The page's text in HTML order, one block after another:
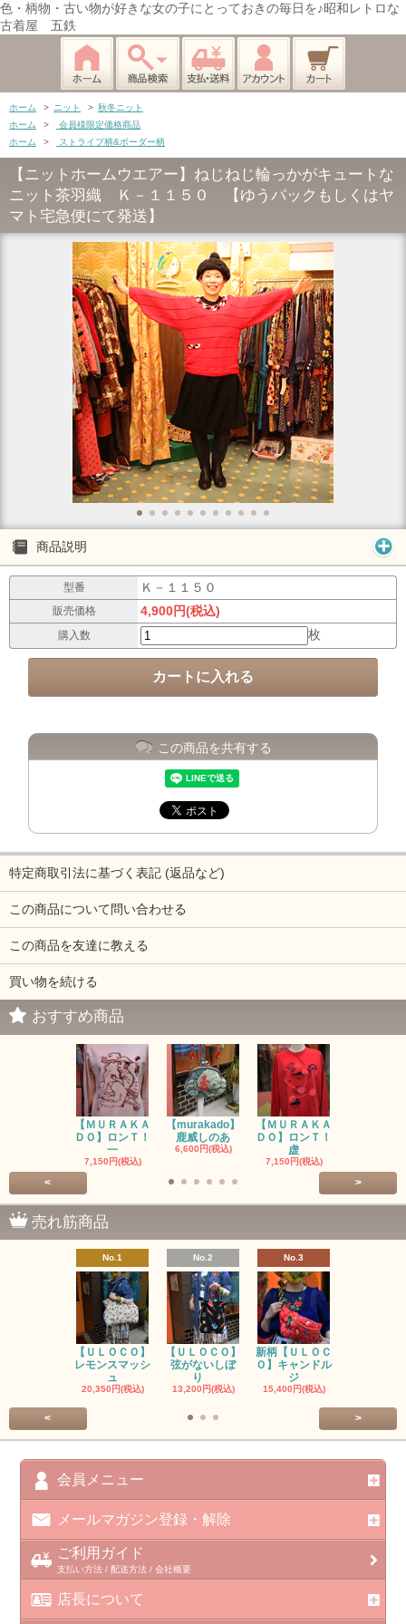
色・柄物・古い物が好きな女の子にとっておきの毎日を♪昭和レトロな
古着屋 五鉄
ホーム > ニット > 秋冬ニット
ホーム
>
会員様限定価格商品
ホーム
> ストライプ柄&ボーダー柄
【ニットホームウエアー】ねじねじ輪っかがキュートな
ニット茶羽織 Ｋ－１１５０ 【ゆうパックもしくはヤ
マト宅急便にて発送】
商品説明
型番 Ｋ－１１５０
販売価格 4,900円(税込)
購入数 枚
この商品を共有する
特定商取引法に基づく表記 (返品など)
この商品について問い合わせる
この商品を友達に教える
買い物を続ける
おすすめ商品
【ＭＵＲＡＫＡ
ＤＯ】ロンＴ！
一
7,150円(税込)
【murakado】
鹿威しのあ
6,600円(税込)
【ＭＵＲＡＫＡ
ＤＯ】ロンＴ！
虚
7,150円(税込)
< >
売れ筋商品
No.1
【ＵＬＯＣＯ】
レモンスマッシ
ュ
20,350円(税込)
No.2
【ＵＬＯＣＯ】
弦がないしぼ
り
13,200円(税込)
No.3
新柄【ＵＬＯＣ
Ｏ】キャンドル
ジ
15,400円(税込)
< >
会員メニュー
メールマガジン登録・解除
ご利用ガイド
支払い方法 / 配送方法 / 会社概要
店長について